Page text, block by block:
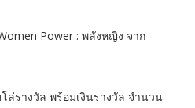
Power : พลังหญิง จาก
ล่รางวัล พร้อมเงินรางวัล จำนวน